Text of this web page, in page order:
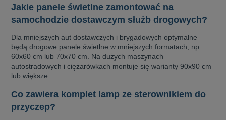
Jakie panele świetlne zamontować na
samochodzie dostawczym służb drogowych?
Dla mniejszych aut dostawczych i brygadowych optymalne
będą drogowe panele świetlne w mniejszych formatach, np.
60x60 cm lub 70x70 cm. Na dużych maszynach
autostradowych i ciężarówkach montuje się warianty 90x90 cm
lub większe.
Co zawiera komplet lamp ze sterownikiem do
przyczep?